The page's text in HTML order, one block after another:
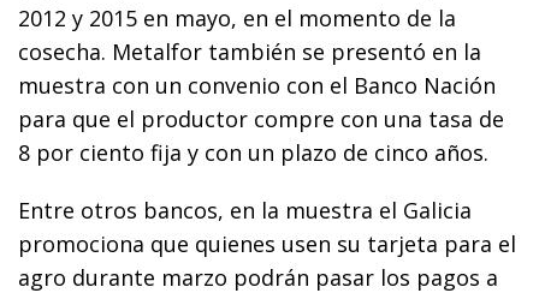
2012 y 2015 en mayo, en el momento de la
cosecha. Metalfor también se presentó en la
muestra con un convenio con el Banco Nación
para que el productor compre con una tasa de
8 por ciento fija y con un plazo de cinco años.
Entre otros bancos, en la muestra el Galicia
promociona que quienes usen su tarjeta para el
agro durante marzo podrán pasar los pagos a